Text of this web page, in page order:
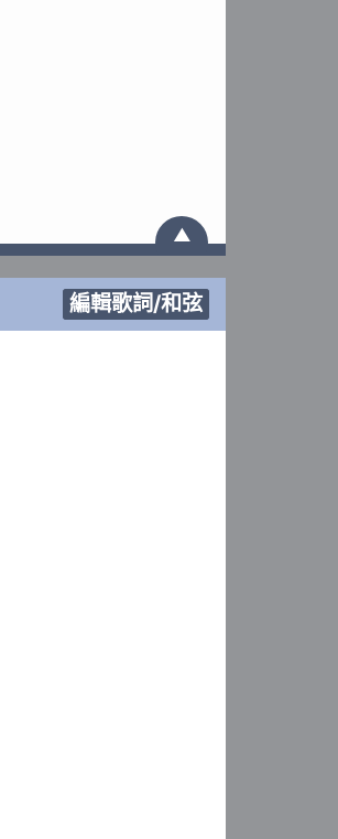
▲
編輯歌詞/和弦